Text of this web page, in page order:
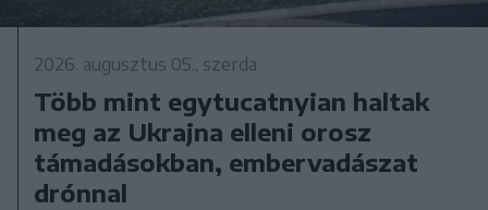
2026. augusztus 05., szerda
Több mint egytucatnyian haltak
meg az Ukrajna elleni orosz
támadásokban, embervadászat
drónnal